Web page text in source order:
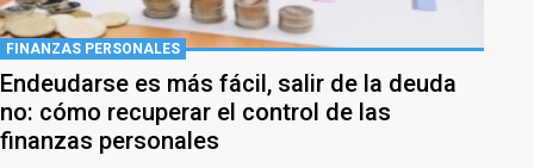
FINANZAS PERSONALES
Endeudarse es más fácil, salir de la deuda
no: cómo recuperar el control de las
finanzas personales